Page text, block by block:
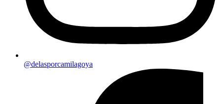
@delasporcamilagoya